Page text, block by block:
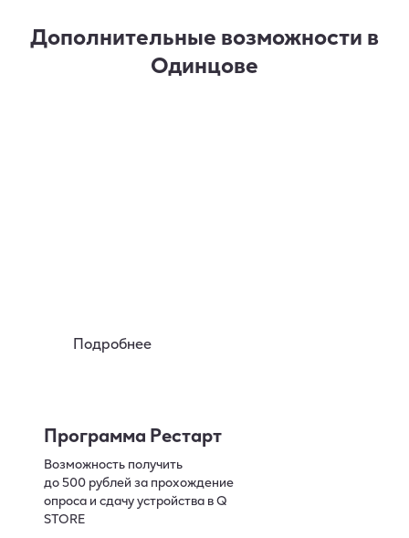
Дополнительные возможности в
Одинцове
Подробнее
Программа Рестарт
Возможность получить
до 500 рублей за прохождение
опроса и сдачу устройства в Q
STORE